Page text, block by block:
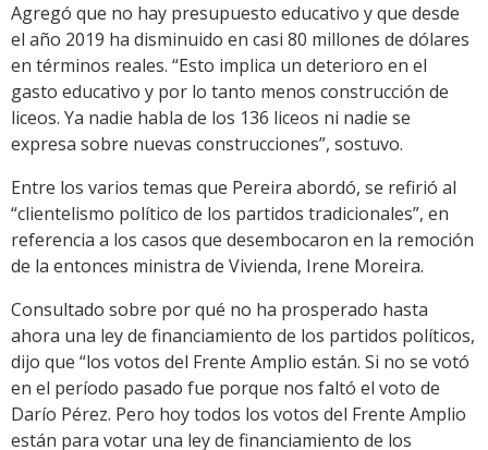
Agregó que no hay presupuesto educativo y que desde
el año 2019 ha disminuido en casi 80 millones de dólares
en términos reales. “Esto implica un deterioro en el
gasto educativo y por lo tanto menos construcción de
liceos. Ya nadie habla de los 136 liceos ni nadie se
expresa sobre nuevas construcciones”, sostuvo.
Entre los varios temas que Pereira abordó, se refirió al
“clientelismo político de los partidos tradicionales”, en
referencia a los casos que desembocaron en la remoción
de la entonces ministra de Vivienda, Irene Moreira.
Consultado sobre por qué no ha prosperado hasta
ahora una ley de financiamiento de los partidos políticos,
dijo que “los votos del Frente Amplio están. Si no se votó
en el período pasado fue porque nos faltó el voto de
Darío Pérez. Pero hoy todos los votos del Frente Amplio
están para votar una ley de financiamiento de los